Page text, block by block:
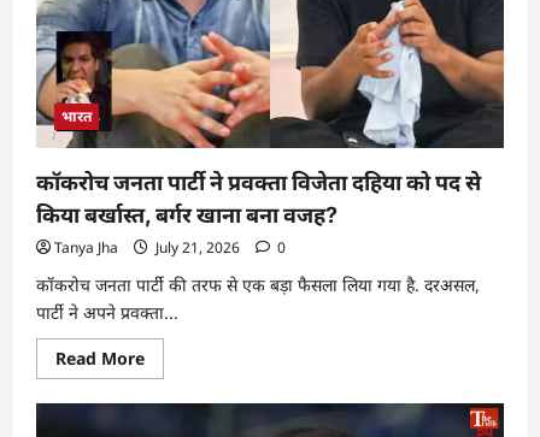
भारत
कॉकरोच जनता पार्टी ने प्रवक्ता विजेता दहिया को पद से
किया बर्खास्त, बर्गर खाना बना वजह?
Tanya Jha July 21, 2026 0
कॉकरोच जनता पार्टी की तरफ से एक बड़ा फैसला लिया गया है. दरअसल,
पार्टी ने अपने प्रवक्ता...
Read More